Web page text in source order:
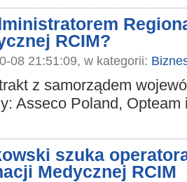
RCIM?
08 21:51:09, w kategorii:
z samorządem
Asseco Poland, Opteam
szuka
Medycznej RCIM